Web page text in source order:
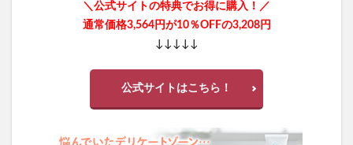
＼公式サイトの特典でお得に購入！／
通常価格3,564円が10％OFFの3,208円
↓↓↓↓↓
公式サイトはこちら！